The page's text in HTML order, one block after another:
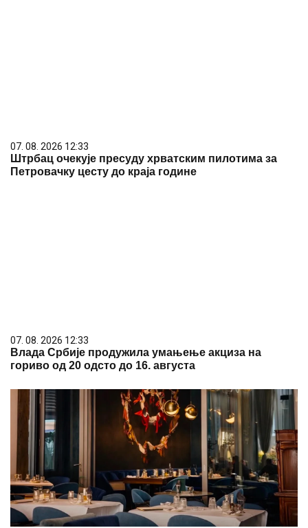
07. 08. 2026 12:33
Штрбац очекује пресуду хрватским пилотима за
Петровачку цесту до краја године
07. 08. 2026 12:33
Влада Србије продужила умањење акциза на
гориво од 20 одсто до 16. августа